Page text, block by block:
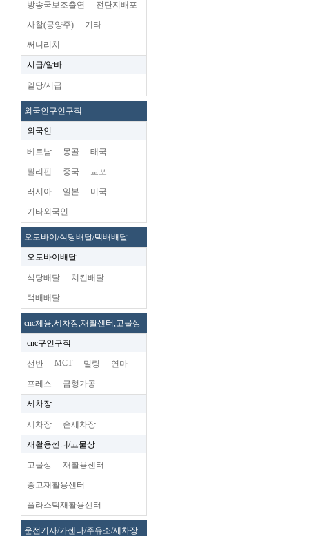
방송국보조출연 전단지배포
사찰(공양주) 기타
써니리치
시급/알바
일당/시급
외국인구인구직
외국인
베트남 몽골 태국
필리핀 중국 교포
러시아 일본 미국
기타외국인
오토바이/식당배달/택배배달
오토바이배달
식당배달 치킨배달
택배배달
cnc체용,세차장,재활센터,고물상
cnc구인구직
선반 MCT 밀링 연마
프레스 금형가공
세차장
세차장 손세차장
재활용센터/고물상
고물상 재활용센터
중고재활용센터
플라스틱재활용센터
운전기사/카센타/주유소/세차장